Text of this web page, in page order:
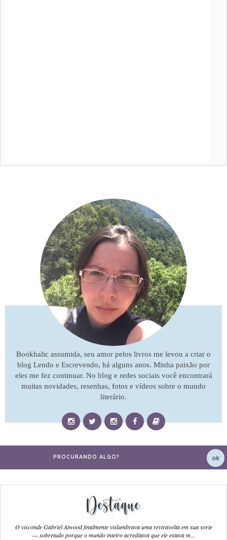
Bookhalic assumida, seu amor pelos livros me levou a criar o
blog Lendo e Escrevendo, há alguns anos. Minha paixão por
eles me fez continuar. No blog e redes sociais você encontrará
muitas novidades, resenhas, fotos e vídeos sobre o mundo
literário.
Destaque
O visconde Gabriel Atwood finalmente vislumbrava uma reviravolta em sua sorte
― sobretudo porque o mundo inteiro acreditava que ele estava m...